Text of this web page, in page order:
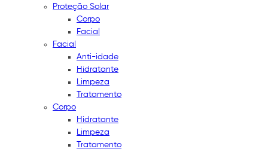
Proteção Solar
Corpo
Facial
Facial
Anti-idade
Hidratante
Limpeza
Tratamento
Corpo
Hidratante
Limpeza
Tratamento